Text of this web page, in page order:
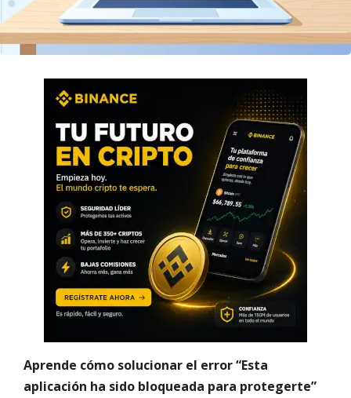
Aprende cómo solucionar el error “Esta
aplicación ha sido bloqueada para protegerte”